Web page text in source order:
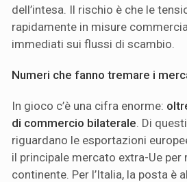
dell’intesa. Il rischio è che le
rapidamente in misure
immediati sui flussi di scambio.
Numeri che fanno tremare i
In gioco c’è una cifra enorme:
di commercio bilaterale . Di
riguardano le esportazioni
il principale mercato extra-Ue
continente. Per l’Italia, la posta è